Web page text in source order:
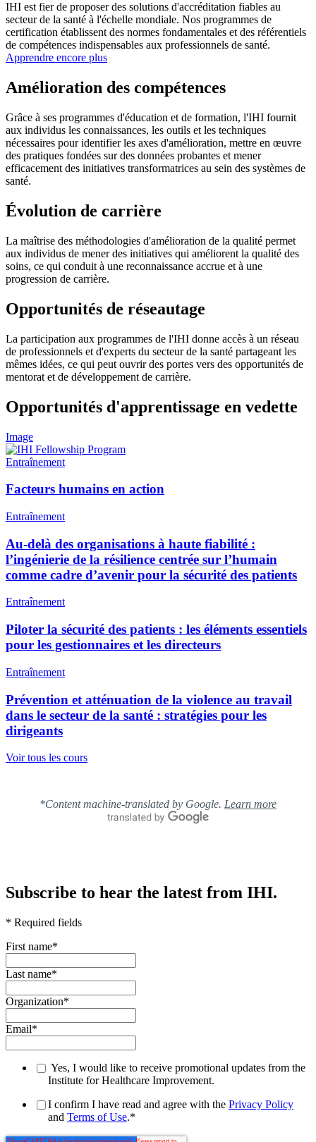
IHI est fier de proposer des solutions d'accréditation fiables au
secteur de la santé à l'échelle mondiale. Nos programmes de
certification établissent des normes fondamentales et des référentiels
de compétences indispensables aux professionnels de santé.
Apprendre encore plus
Amélioration des compétences
Grâce à ses programmes d'éducation et de formation, l'IHI fournit
aux individus les connaissances, les outils et les techniques
nécessaires pour identifier les axes d'amélioration, mettre en œuvre
des pratiques fondées sur des données probantes et mener
efficacement des initiatives transformatrices au sein des systèmes de
santé.
Évolution de carrière
La maîtrise des méthodologies d'amélioration de la qualité permet
aux individus de mener des initiatives qui améliorent la qualité des
soins, ce qui conduit à une reconnaissance accrue et à une
progression de carrière.
Opportunités de réseautage
La participation aux programmes de l'IHI donne accès à un réseau
de professionnels et d'experts du secteur de la santé partageant les
mêmes idées, ce qui peut ouvrir des portes vers des opportunités de
mentorat et de développement de carrière.
Opportunités d'apprentissage en vedette
Image
Entraînement
Facteurs humains en action
Entraînement
Au-delà des organisations à haute fiabilité :
l’ingénierie de la résilience centrée sur l’humain
comme cadre d’avenir pour la sécurité des patients
Entraînement
Piloter la sécurité des patients : les éléments essentiels
pour les gestionnaires et les directeurs
Entraînement
Prévention et atténuation de la violence au travail
dans le secteur de la santé : stratégies pour les
dirigeants
Voir tous les cours
*Content machine-translated by Google. Learn more
Subscribe to hear the latest from IHI.
* Required fields
First name*
Last name*
Organization*
Email*
Yes, I would like to receive promotional updates from the
Institute for Healthcare Improvement.
I confirm I have read and agree with the Privacy Policy
and Terms of Use.*